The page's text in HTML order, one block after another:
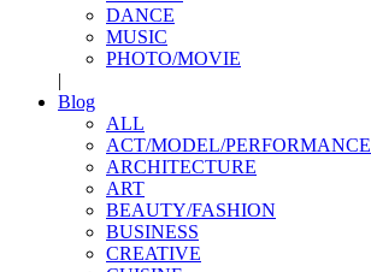
DANCE
MUSIC
PHOTO/MOVIE
|
Blog
ALL
ACT/MODEL/PERFORMANCE
ARCHITECTURE
ART
BEAUTY/FASHION
BUSINESS
CREATIVE